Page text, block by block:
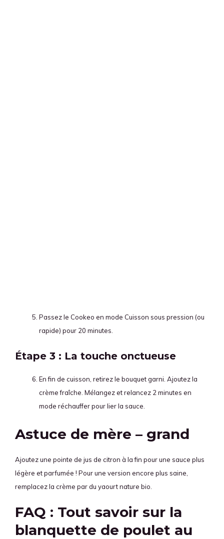
Passez le Cookeo en mode Cuisson sous pression (ou
rapide) pour 20 minutes.
Étape 3 : La touche onctueuse
En fin de cuisson, retirez le bouquet garni. Ajoutez la
crème fraîche. Mélangez et relancez 2 minutes en
mode réchauffer pour lier la sauce.
Astuce de mère – grand
Ajoutez une pointe de jus de citron à la fin pour une sauce plus
légère et parfumée ! Pour une version encore plus saine,
remplacez la crème par du yaourt nature bio.
FAQ : Tout savoir sur la
blanquette de poulet au